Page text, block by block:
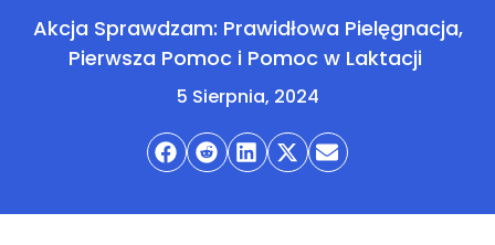
Akcja Sprawdzam: Prawidłowa Pielęgnacja,
Pierwsza Pomoc i Pomoc w Laktacji
5 Sierpnia, 2024